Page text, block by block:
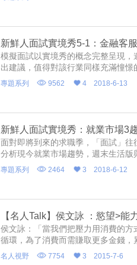
新鮮人面試實境秀5-1：金融客
模擬面試以實境秀的概念完整呈現
出建議，值得對該行業同樣充滿憧憬
邦銀行面試「初級辦事員」為目標。
專題系列 9562 4 2018-6-13
新鮮人面試實境秀：就業市場3
面對即將到來的求職季，「面試」
分析現今就業市場趨勢，週末生活版
擬面試」，邀請新鮮人深入企業挑戰
角。
專題系列 2464 3 2018-6-12
【名人Talk】侯文詠 ：慾望>能
侯文詠：「當我們把壓力用消費的
循環，為了消費而需賺取更多金錢，
掉金錢來釋放壓力，這樣的人生沒有
名人視野 7754 3 2015-7-6